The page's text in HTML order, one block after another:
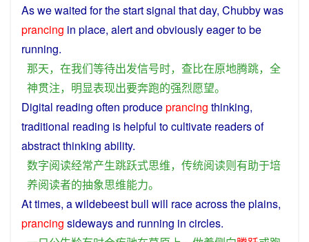
Aswewaited for thestartsignal thatday, Chubbywas
prancing in place, alert and obviouslyeagertobe
running.
那天， 在我们等待出发信号时， 查比在原地腾跳， 全
神贯注， 明显表现出要奔跑的强烈愿望。
Digital reading often produceprancing thinking,
traditional reading is helpful tocultivate readersof
abstractthinking ability.
数字阅读经常产生跳跃式思维， 传统阅读则有助于培
养阅读者的抽象思维能力。
Attimes, awildebeestbull will raceacross theplains,
prancing sidewaysand running in circles.